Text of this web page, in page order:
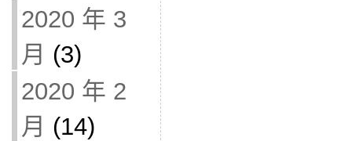
2020 年 3
月 (3)
2020 年 2
月 (14)